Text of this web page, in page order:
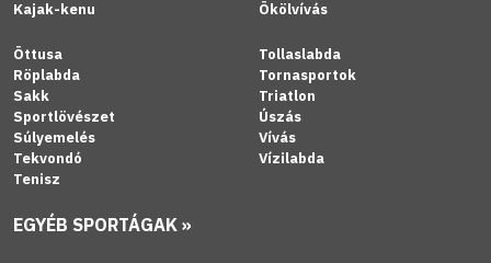
Kajak-kenu
Ökölvívás
Öttusa
Röplabda
Sakk
Sportlövészet
Súlyemelés
Tekvondó
Tenisz
Tollaslabda
Tornasportok
Triatlon
Úszás
Vívás
Vízilabda
EGYÉB SPORTÁGAK »